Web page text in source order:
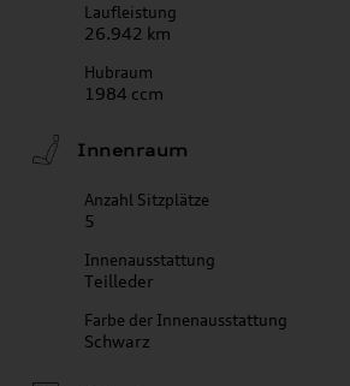
Laufleistung
26.942 km
Hubraum
1984 ccm
Innenraum
Anzahl Sitzplätze
5
Innenausstattung
Teilleder
Farbe der Innenausstattung
Schwarz